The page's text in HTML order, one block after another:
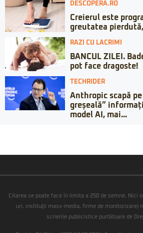
DESCOPERA.RO
Creierul este
greutatea
RAZI CU LACRIMI
BANCUL ZILEI.
pot face dragoste!
TECHRIDER
Anthropic scapă
greșeală”
model AI, mai...
Citarea se poate face în limita a 250 de semne. Nici
uri, instituţii mass-media, firme de monitorizare)
scrierile publicistice purtătoare de